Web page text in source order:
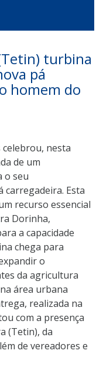
turbina
pá
homem do
nesta
de um
o seu
carregadeira. Esta
recurso essencial
Dorinha,
a capacidade
chega para
o
da agricultura
área urbana
realizada na
com a presença
(Tetin), da
de vereadores e